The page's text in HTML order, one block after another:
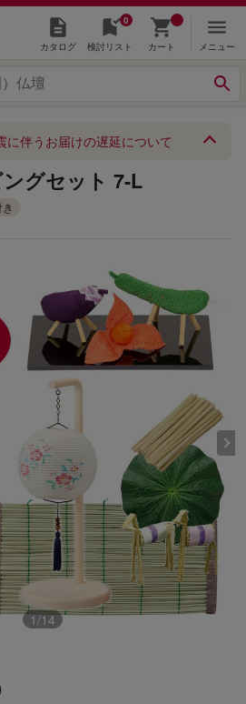
カタログ
0
検討リスト カート メニュー
に伴うお届けの遅延について
グセット 7-L
1/14